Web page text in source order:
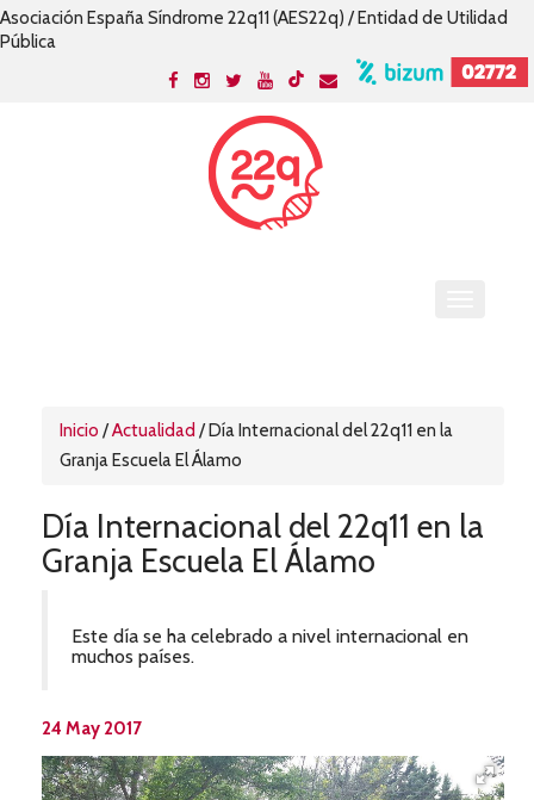
Asociación España Síndrome 22q11 (AES22q) / Entidad de Utilidad
Pública
Inicio /Actualidad /Día Internacional del 22q11 en la
Granja Escuela El Álamo
Día Internacional del 22q11 en la
Granja Escuela El Álamo
Este día se ha celebrado a nivel internacional en
muchos países.
24 May 2017